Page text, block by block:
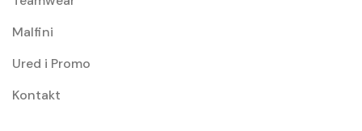
Malfini
Ured i Promo
Kontakt